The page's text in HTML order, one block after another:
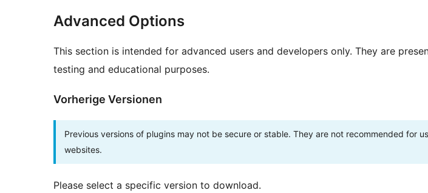
Advanced Options
This section is intended for advanced users and developers only. They are
testing and educational purposes.
Vorherige Versionen
Previous versions of plugins may not be secure or stable. They are not recommended for
websites.
Please select a specific version to download.